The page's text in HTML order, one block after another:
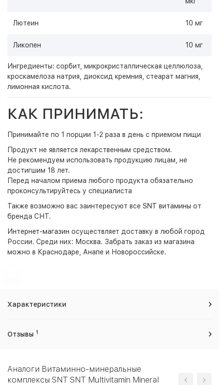
Лютеин 10 мг
Ликопен 10 мг
Ингредиенты: сорбит, микрокристаллическая целлюлоза,
кроскамелоза натрия, диоксид кремния, стеарат магния,
лимонная кислота.
КАК ПРИНИМАТЬ:
Принимайте по 1 порции 1-2 раза в день с приемом пищи
Продукт не является лекарственным средством.
Не рекомендуем использовать продукцию лицам, не
достигшим 18 лет.
Перед началом приема любого продукта обязательно
проконсультируйтесь у специалиста
Также возможно вас заинтересуют все SNT витамины от
бренда СНТ.
Интернет-магазин осуществляет доставку в любой город
России. Среди них: Москва. Забрать заказ из магазина
можно в Краснодаре, Анапе и Новороссийске.
Характеристики
Отзывы 1
Аналоги Витаминно-минеральные
комплексы SNT SNT Multivitamin Mineral